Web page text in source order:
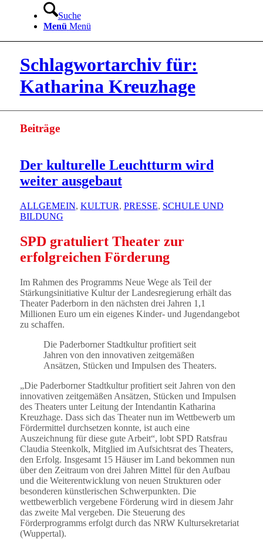
Suche
Menü Menü
Schlagwortarchiv für:
Katharina Kreuzhage
Beiträge
Der kulturelle Leuchtturm wird
weiter ausgebaut
ALLGEMEIN, KULTUR, PRESSE, SCHULE UND
BILDUNG
SPD gratuliert Theater zur
erfolgreichen Förderung
Im Rahmen des Programms Neue Wege als Teil der
Stärkungsinitiative Kultur der Landesregierung erhält das
Theater Paderborn in den nächsten drei Jahren 1,1
Millionen Euro um ein eigenes Kinder- und Jugendangebot
zu schaffen.
Die Paderborner Stadtkultur profitiert seit
Jahren von den innovativen zeitgemäßen
Ansätzen, Stücken und Impulsen des Theaters.
„Die Paderborner Stadtkultur profitiert seit Jahren von den
innovativen zeitgemäßen Ansätzen, Stücken und Impulsen
des Theaters unter Leitung der Intendantin Katharina
Kreuzhage. Dass sich das Theater nun im Wettbewerb um
Fördermittel durchsetzen konnte, ist auch eine
Auszeichnung für diese gute Arbeit“, lobt SPD Ratsfrau
Claudia Steenkolk, Mitglied im Aufsichtsrat des Theaters,
den Erfolg. Insgesamt 15 Häuser im Land bekommen nun
über den Zeitraum von drei Jahren Mittel für den Aufbau
und die Weiterentwicklung von neuen Strukturen oder
besonderen künstlerischen Schwerpunkten. Die
wettbewerblich vergebene Förderung wird in diesem Jahr
das zweite Mal vergeben. Die Steuerung des
Förderprogramms erfolgt durch das NRW Kultursekretariat
(Wuppertal).